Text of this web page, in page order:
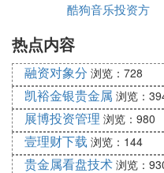
父级人物。纵横全球金
精准著称。1980年，罗
金，1998年前的平均每
险基金界的教父级人物
冲基金之一，与索罗斯
10、马克·墨比尔斯（
投资教父
马克·默比乌斯(Mark
酷狗音乐投资方
热点内容
融资对象分 浏览：728
凯裕金银贵金属 浏览：
展博投资管理 浏览：980
壹理财下载 浏览：144
贵金属看盘技术 浏览：